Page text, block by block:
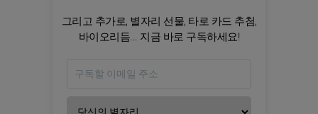
그리고 추가로, 별자리 선물, 타로 카드 추첨,
바이오리듬... 지금 바로 구독하세요!